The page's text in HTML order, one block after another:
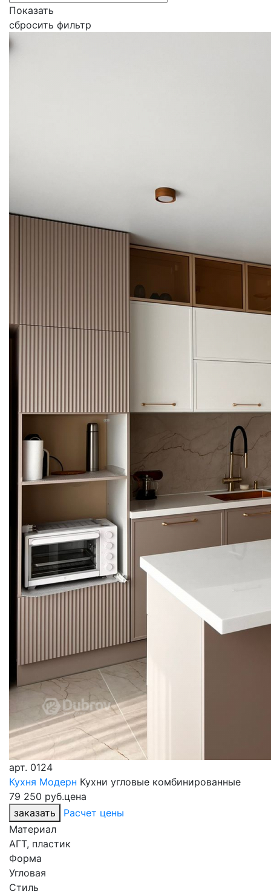
Показать
сбросить фильтр
арт. 0124
Кухня Модерн Кухни угловые комбинированные
79 250 руб.цена
заказать
Расчет цены
Материал
АГТ, пластик
Форма
Угловая
Стиль